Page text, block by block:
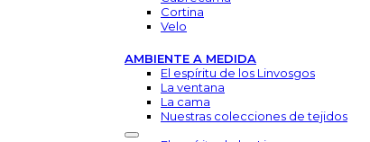
Cortina
Velo
AMBIENTE A MEDIDA
El espíritu de los Linvosgos
La ventana
La cama
Nuestras colecciones de tejidos